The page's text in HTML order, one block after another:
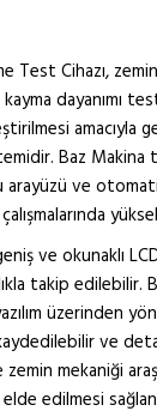
Test Cihazı,
dayanımı
amacıyla
Baz Makina
arayüzü ve
ve okunaklı
takip edilebilir.
üzerinden
ve
mekaniği
edilmesi